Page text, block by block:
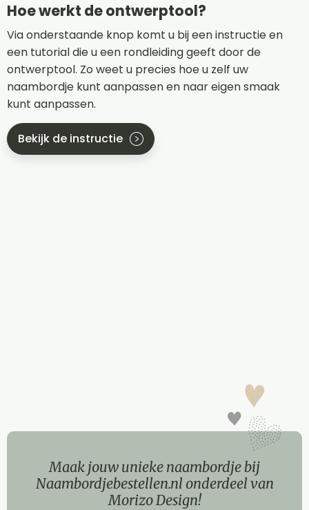
Hoe werkt de ontwerptool?
Via onderstaande knop komt u bij een instructie en
een tutorial die u een rondleiding geeft door de
ontwerptool. Zo weet u precies hoe u zelf uw
naambordje kunt aanpassen en naar eigen smaak
kunt aanpassen.
Bekijk de instructie
Maak jouw unieke naambordje bij
Naambordjebestellen.nl onderdeel van
Morizo Design!